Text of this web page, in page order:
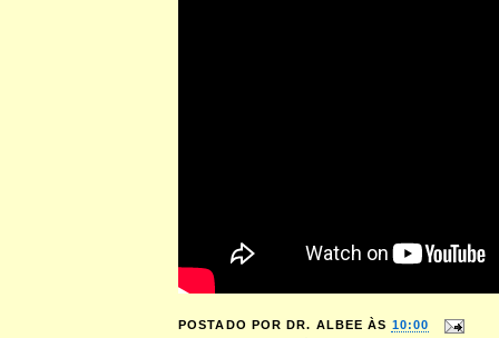
POSTADO POR DR. ALBEE ÀS 10:00